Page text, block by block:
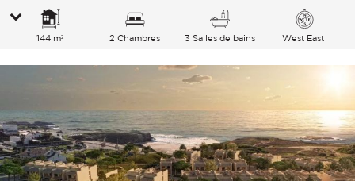
144 m² 2 Chambres 3 Salles de bains West East